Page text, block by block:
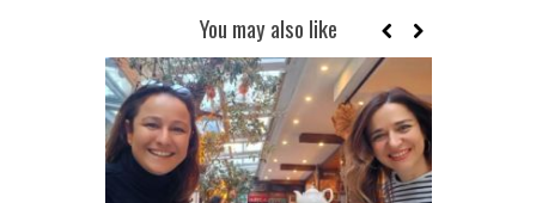
You may also like